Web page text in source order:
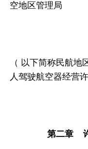
空地区管理局
（ 以下简称民航
人驾驶航空器经营
第二章